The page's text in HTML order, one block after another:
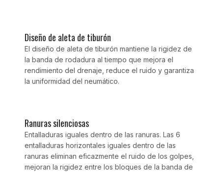
Diseño de aleta de tiburón
El diseño de aleta de tiburón mantiene la rigidez de
la banda de rodadura al tiempo que mejora el
rendimiento del drenaje, reduce el ruido y garantiza
la uniformidad del neumático.
Ranuras silenciosas
Entalladuras iguales dentro de las ranuras. Las 6
entalladuras horizontales iguales dentro de las
ranuras eliminan eficazmente el ruido de los golpes,
mejoran la rigidez entre los bloques de la banda de